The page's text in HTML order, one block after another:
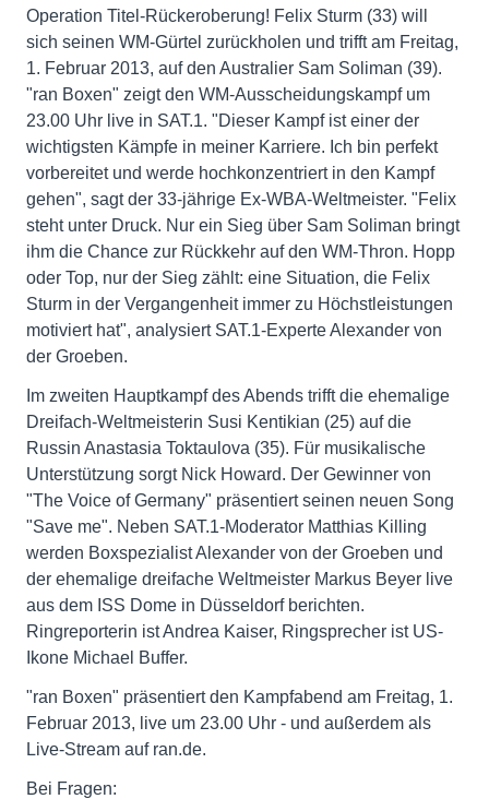
Operation Titel-Rückeroberung! Felix Sturm (33) will
sich seinen WM-Gürtel zurückholen und trifft am Freitag,
1. Februar 2013, auf den Australier Sam Soliman (39).
"ran Boxen" zeigt den WM-Ausscheidungskampf um
23.00 Uhr live in SAT.1. "Dieser Kampf ist einer der
wichtigsten Kämpfe in meiner Karriere. Ich bin perfekt
vorbereitet und werde hochkonzentriert in den Kampf
gehen", sagt der 33-jährige Ex-WBA-Weltmeister. "Felix
steht unter Druck. Nur ein Sieg über Sam Soliman bringt
ihm die Chance zur Rückkehr auf den WM-Thron. Hopp
oder Top, nur der Sieg zählt: eine Situation, die Felix
Sturm in der Vergangenheit immer zu Höchstleistungen
motiviert hat", analysiert SAT.1-Experte Alexander von
der Groeben.
Im zweiten Hauptkampf des Abends trifft die ehemalige
Dreifach-Weltmeisterin Susi Kentikian (25) auf die
Russin Anastasia Toktaulova (35). Für musikalische
Unterstützung sorgt Nick Howard. Der Gewinner von
"The Voice of Germany" präsentiert seinen neuen Song
"Save me". Neben SAT.1-Moderator Matthias Killing
werden Boxspezialist Alexander von der Groeben und
der ehemalige dreifache Weltmeister Markus Beyer live
aus dem ISS Dome in Düsseldorf berichten.
Ringreporterin ist Andrea Kaiser, Ringsprecher ist US-
Ikone Michael Buffer.
"ran Boxen" präsentiert den Kampfabend am Freitag, 1.
Februar 2013, live um 23.00 Uhr - und außerdem als
Live-Stream auf ran.de.
Bei Fragen: